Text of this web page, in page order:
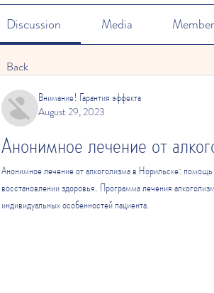
Discussion Media
Back
Внимание! Гарантия эффекта
August 29, 2023
Анонимное лечение от
Анонимное лечение от алкоголизма в Норильске:
восстановлении здоровья. Программа лечения
индивидуальных особенностей пациента.